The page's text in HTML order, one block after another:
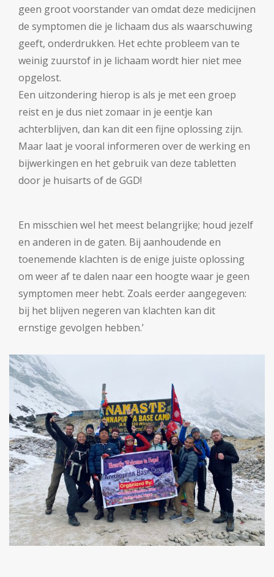
geen groot voorstander van omdat deze medicijnen
de symptomen die je lichaam dus als waarschuwing
geeft, onderdrukken. Het echte probleem van te
weinig zuurstof in je lichaam wordt hier niet mee
opgelost.
Een uitzondering hierop is als je met een groep
reist en je dus niet zomaar in je eentje kan
achterblijven, dan kan dit een fijne oplossing zijn.
Maar laat je vooral informeren over de werking en
bijwerkingen en het gebruik van deze tabletten
door je huisarts of de GGD!
En misschien wel het meest belangrijke; houd jezelf
en anderen in de gaten. Bij aanhoudende en
toenemende klachten is de enige juiste oplossing
om weer af te dalen naar een hoogte waar je geen
symptomen meer hebt. Zoals eerder aangegeven:
bij het blijven negeren van klachten kan dit
ernstige gevolgen hebben.’